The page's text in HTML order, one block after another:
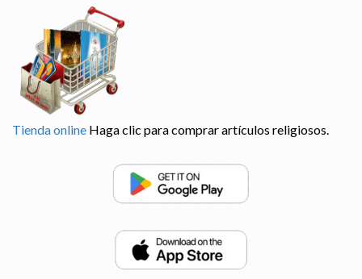
Tienda online Haga clic para comprar artículos religiosos.